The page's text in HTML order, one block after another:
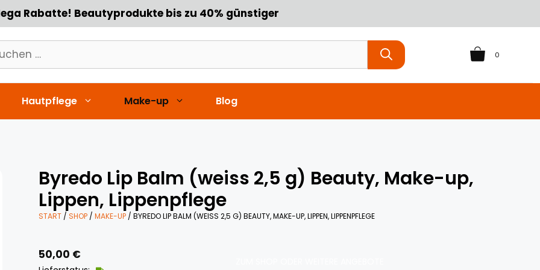
Rabatte! Beautyprodukte bis zu 40% günstiger
0
Hautpflege Make-up Blog
Byredo Lip Balm (weiss 2,5 g) Beauty, Make-up,
Lippen, Lippenpflege
START / SHOP / MAKE-UP / BYREDO LIP BALM (WEISS 2,5 G) BEAUTY, MAKE-UP, LIPPEN, LIPPENPFLEGE
50,00 €